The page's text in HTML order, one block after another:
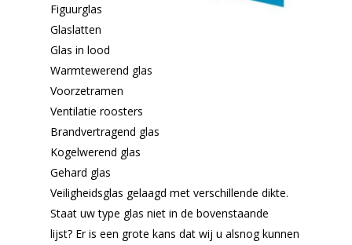
Figuurglas
Glaslatten
Glas in lood
Warmtewerend glas
Voorzetramen
Ventilatie roosters
Brandvertragend glas
Kogelwerend glas
Gehard glas
Veiligheidsglas gelaagd met verschillende dikte.
Staat uw type glas niet in de bovenstaande
lijst? Er is een grote kans dat wij u alsnog kunnen